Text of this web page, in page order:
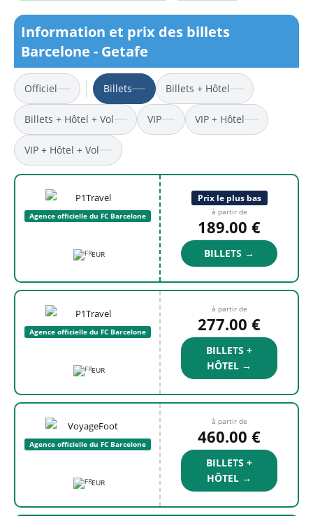
Information et prix des billets
Barcelone - Getafe
Officiel Billets Billets + Hôtel
Billets + Hôtel + Vol VIP VIP + Hôtel
VIP + Hôtel + Vol
Agence officielle du FC Barcelone
EUR
Prix le plus bas
à partir de
189.00 €
BILLETS →
Agence officielle du FC Barcelone
EUR
à partir de
277.00 €
BILLETS +
HÔTEL →
Agence officielle du FC Barcelone
EUR
à partir de
460.00 €
BILLETS +
HÔTEL →